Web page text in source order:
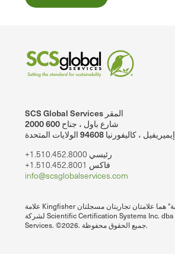
SCS Global Services المقر
2000 شارع باول ، جناح 600
إيميريفيل ، كاليفورنيا 94608 الولايات المتحدة
+1.510.452.8000 رئيسي
+1.510.452.8001 فاكس
info@scsglobalservices.com
علامة Kingfisher و"وضع معايير الاستدامة" هما علامتان تجاريتان مسجلتان
لشركة Scientific Certification Systems Inc. dba SCS Global
Services. ©2026. جميع الحقوق محفوظة.